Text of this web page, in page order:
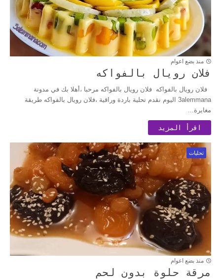
منذ بضع اعوام
فلان رويال بالفواكه
فلان رويال بالفواكه فلان رويال بالفواكه مرحبا ،أهلا بك في مدونة
3alemmana اليوم نقدم تحلية باردة وراقية ،فلان رويال بالفواكه طريقة
مغايرة...
اقرأ المزيد
تحليات
منذ بضع اعوام
مرقة حلوة بدون لحم